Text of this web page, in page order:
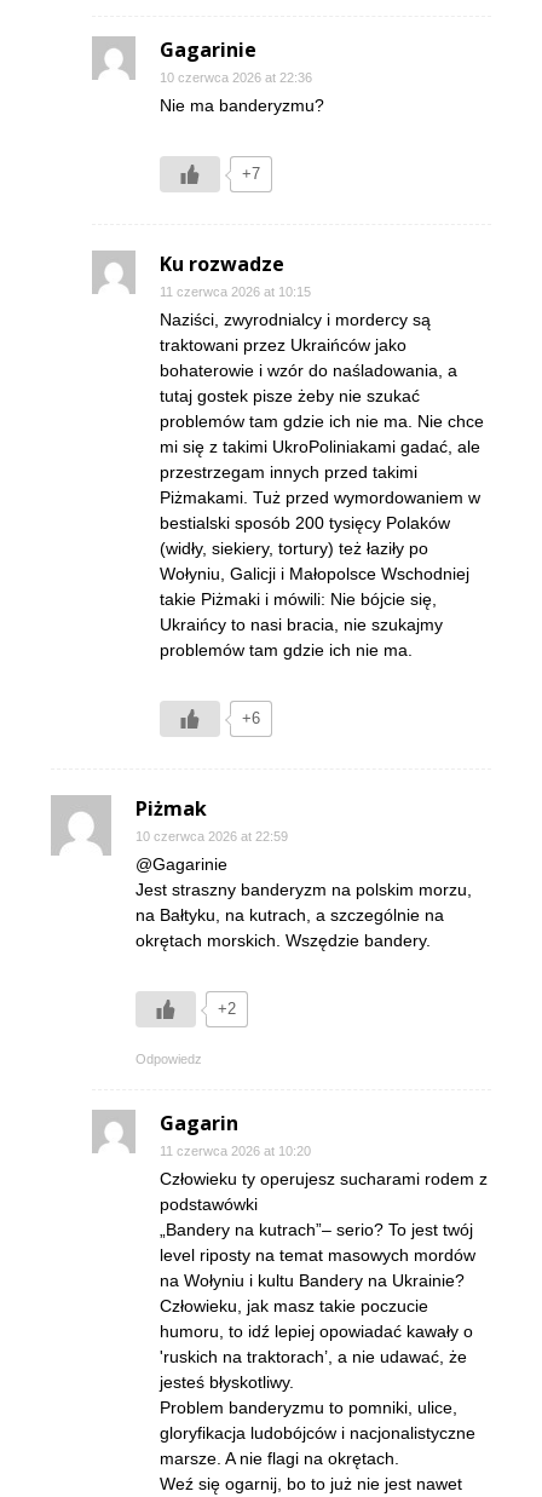
Gagarinie
10 czerwca 2026 at 22:36
Nie ma banderyzmu?
+7
Ku rozwadze
11 czerwca 2026 at 10:15
Naziści, zwyrodnialcy i mordercy są
traktowani przez Ukraińców jako
bohaterowie i wzór do naśladowania, a
tutaj gostek pisze żeby nie szukać
problemów tam gdzie ich nie ma. Nie chce
mi się z takimi UkroPoliniakami gadać, ale
przestrzegam innych przed takimi
Piżmakami. Tuż przed wymordowaniem w
bestialski sposób 200 tysięcy Polaków
(widły, siekiery, tortury) też łaziły po
Wołyniu, Galicji i Małopolsce Wschodniej
takie Piżmaki i mówili: Nie bójcie się,
Ukraińcy to nasi bracia, nie szukajmy
problemów tam gdzie ich nie ma.
+6
Piżmak
10 czerwca 2026 at 22:59
@Gagarinie
Jest straszny banderyzm na polskim morzu,
na Bałtyku, na kutrach, a szczególnie na
okrętach morskich. Wszędzie bandery.
+2
Odpowiedz
Gagarin
11 czerwca 2026 at 10:20
Człowieku ty operujesz sucharami rodem z
podstawówki
„Bandery na kutrach”– serio? To jest twój
level riposty na temat masowych mordów
na Wołyniu i kultu Bandery na Ukrainie?
Człowieku, jak masz takie poczucie
humoru, to idź lepiej opowiadać kawały o
'ruskich na traktorach’, a nie udawać, że
jesteś błyskotliwy.
Problem banderyzmu to pomniki, ulice,
gloryfikacja ludobójców i nacjonalistyczne
marsze. A nie flagi na okrętach.
Weź się ogarnij, bo to już nie jest nawet